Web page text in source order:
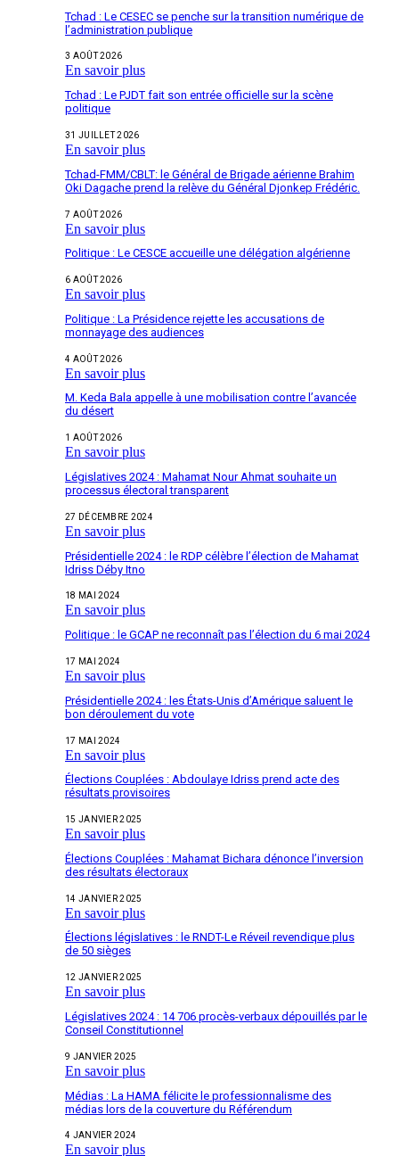
Tchad : Le CESEC se penche sur la transition numérique de
l’administration publique
3 AOÛT 2026
En savoir plus
Tchad : Le PJDT fait son entrée officielle sur la scène
politique
31 JUILLET 2026
En savoir plus
Tchad-FMM/CBLT: le Général de Brigade aérienne Brahim
Oki Dagache prend la relève du Général Djonkep Frédéric.
7 AOÛT 2026
En savoir plus
Politique : Le CESCE accueille une délégation algérienne
6 AOÛT 2026
En savoir plus
Politique : La Présidence rejette les accusations de
monnayage des audiences
4 AOÛT 2026
En savoir plus
M. Keda Bala appelle à une mobilisation contre l’avancée
du désert
1 AOÛT 2026
En savoir plus
Législatives 2024 : Mahamat Nour Ahmat souhaite un
processus électoral transparent
27 DÉCEMBRE 2024
En savoir plus
Présidentielle 2024 : le RDP célèbre l’élection de Mahamat
Idriss Déby Itno
18 MAI 2024
En savoir plus
Politique : le GCAP ne reconnaît pas l’élection du 6 mai 2024
17 MAI 2024
En savoir plus
Présidentielle 2024 : les États-Unis d’Amérique saluent le
bon déroulement du vote
17 MAI 2024
En savoir plus
Élections Couplées : Abdoulaye Idriss prend acte des
résultats provisoires
15 JANVIER 2025
En savoir plus
Élections Couplées : Mahamat Bichara dénonce l’inversion
des résultats électoraux
14 JANVIER 2025
En savoir plus
Élections législatives : le RNDT-Le Réveil revendique plus
de 50 sièges
12 JANVIER 2025
En savoir plus
Législatives 2024 : 14 706 procès-verbaux dépouillés par le
Conseil Constitutionnel
9 JANVIER 2025
En savoir plus
Médias : La HAMA félicite le professionnalisme des
médias lors de la couverture du Référendum
4 JANVIER 2024
En savoir plus